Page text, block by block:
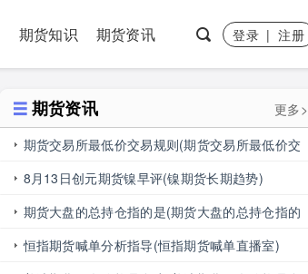
期货知识 期货资讯 登录|注册
期货资讯
更多>
期货交易所最低价交易规则(期货交易所最低价交
易规则是什么)
8月13日创元期货镍早评(镍期货长期趋势)
期货大盘的总持仓指的是(期货大盘的总持仓指的
是什么)
恒指期货喊单分析指导(恒指期货喊单直播室)